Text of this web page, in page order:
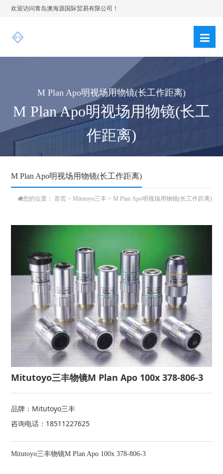
欢迎访问青岛澳海源国际贸易有限公司！
M Plan Apo明视场用物镜(长工作距离)
M Plan Apo明视场用物镜(长工
作距离)
M Plan Apo明视场用物镜(长工作距离)
您的位置： 首页> Mitutoyo三丰> M Plan Apo明视场用物镜(长工作距离)
Mitutoyo三丰物镜M Plan Apo 100x 378-806-3
品牌：Mitutoyo三丰
咨询电话：18511227625
Mitutoyo三丰物镜M Plan Apo 100x 378-806-3